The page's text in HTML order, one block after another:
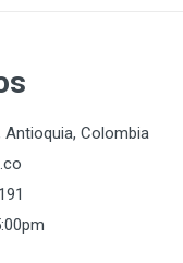
Antioquia, Colombia